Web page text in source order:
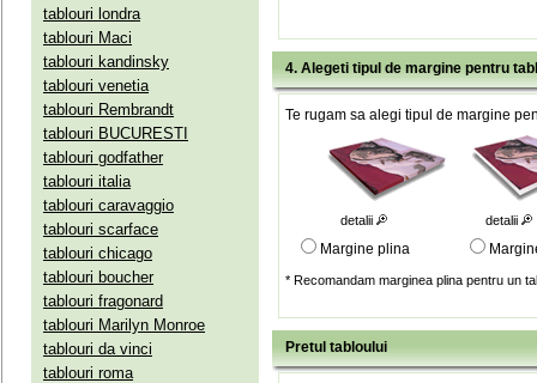
tablouri londra
tablouri Maci
tablouri kandinsky
tablouri venetia
tablouri Rembrandt
tablouri BUCURESTI
tablouri godfather
tablouri italia
tablouri caravaggio
tablouri scarface
tablouri chicago
tablouri boucher
tablouri fragonard
tablouri Marilyn Monroe
tablouri da vinci
tablouri roma
4. Alegeti tipul de margine pentru
Te rugam sa alegi tipul de margine
detalii detalii
Margine plina
* Recomandam marginea plina pentru un
Pretul tabloului